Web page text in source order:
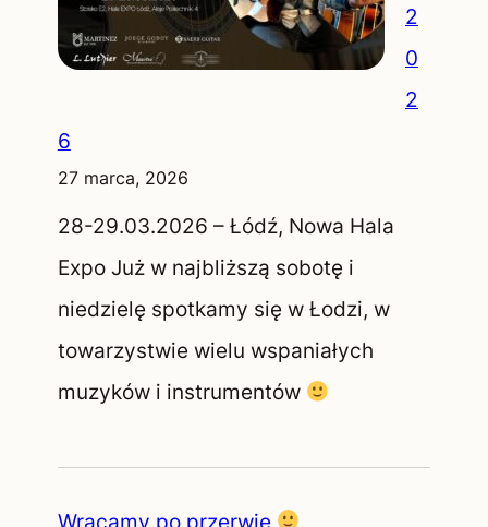
2
0
2
6
27 marca, 2026
28-29.03.2026 – Łódź, Nowa Hala
Expo Już w najbliższą sobotę i
niedzielę spotkamy się w Łodzi, w
towarzystwie wielu wspaniałych
muzyków i instrumentów
Wracamy po przerwie